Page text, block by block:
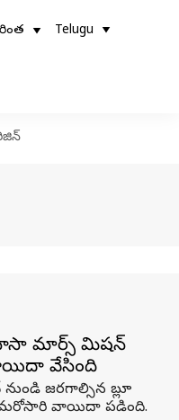
Telugu
నాసా మార్స్ మిషన్
వేసింది
నుండి జరగాల్సిన బ్లూ
మరోసారి వాయిదా పడింది.